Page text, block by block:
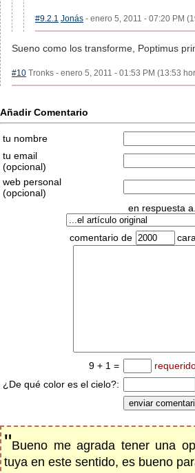
#9.2.1 Jonás - enero 5, 2011 - 07:20 PM
Sueno como los transforme, Poptimus
#10 Tronks - enero 5, 2011 - 01:53 PM (13:53
Añadir Comentario
tu nombre
tu email
(opcional)
web personal
(opcional)
en respuesta
comentario de
9 + 1 =
¿De qué color es el cielo?:
"Bueno me agrada tener una
tuya en este sentido, es bueno